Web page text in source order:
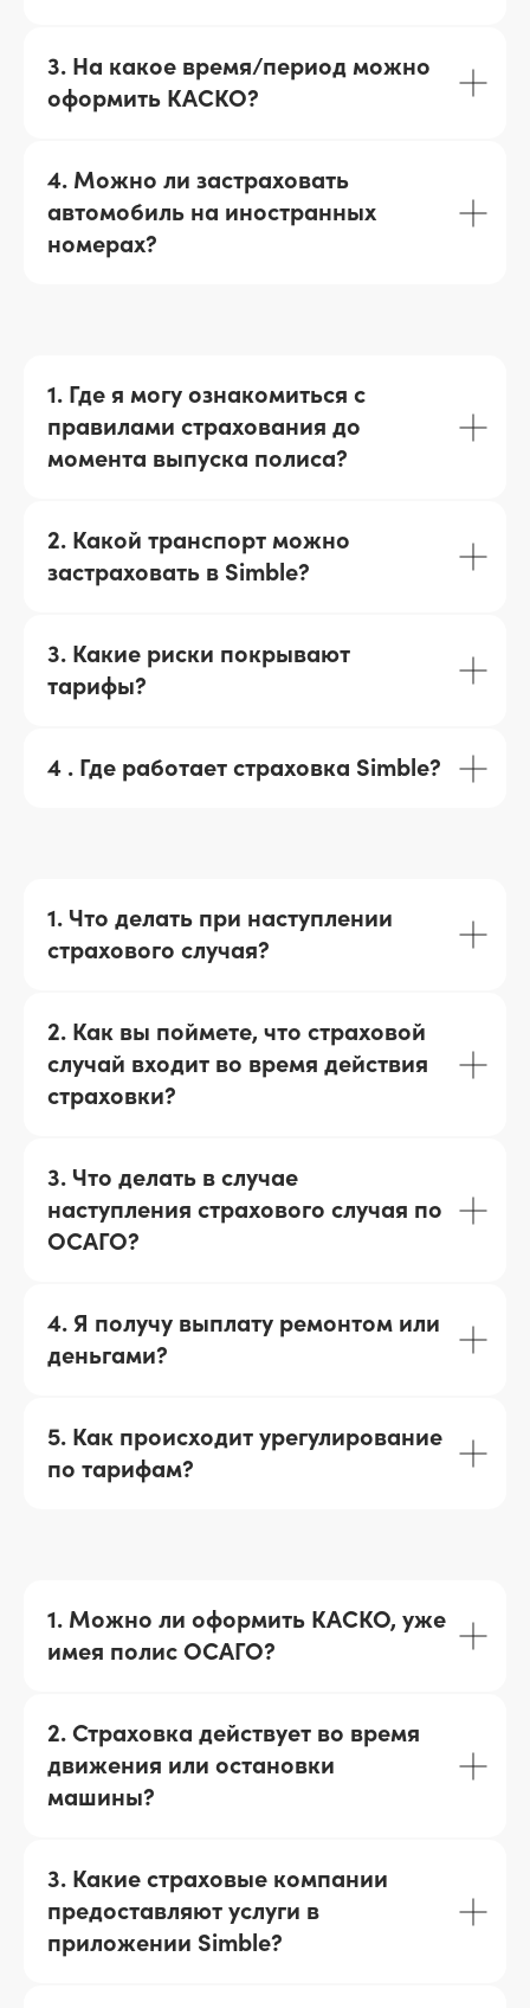
3. На какое время/период можно
оформить КАСКО?
4. Можно ли застраховать
автомобиль на иностранных
номерах?
1. Где я могу ознакомиться с
правилами страхования до
момента выпуска полиса?
2. Какой транспорт можно
застраховать в Simble?
3. Какие риски покрывают
тарифы?
4 . Где работает страховка Simble?
1. Что делать при наступлении
страхового случая?
2. Как вы поймете, что страховой
случай входит во время действия
страховки?
3. Что делать в случае
наступления страхового случая по
ОСАГО?
4. Я получу выплату ремонтом или
деньгами?
5. Как происходит урегулирование
по тарифам?
1. Можно ли оформить КАСКО, уже
имея полис ОСАГО?
2. Страховка действует во время
движения или остановки
машины?
3. Какие страховые компании
предоставляют услуги в
приложении Simble?